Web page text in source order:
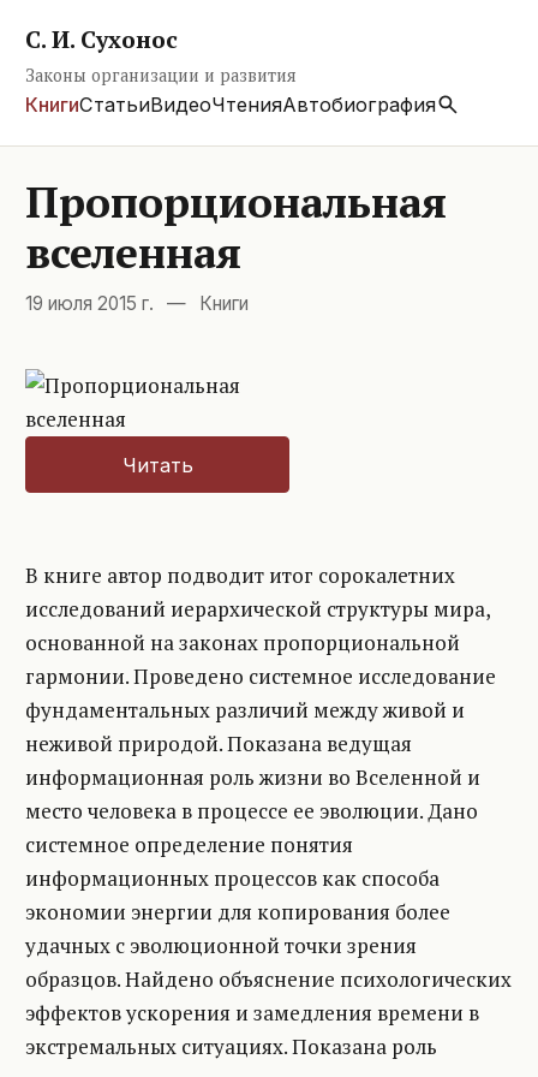
С. И. Сухонос
Законы организации и развития
КнигиСтатьиВидеоЧтенияАвтобиография
Пропорциональная
вселенная
19 июля 2015 г. — Книги
Читать
В книге автор подводит итог сорокалетних
исследований иерархической структуры мира,
основанной на законах пропорциональной
гармонии. Проведено системное исследование
фундаментальных различий между живой и
неживой природой. Показана ведущая
информационная роль жизни во Вселенной и
место человека в процессе ее эволюции. Дано
системное определение понятия
информационных процессов как способа
экономии энергии для копирования более
удачных с эволюционной точки зрения
образцов. Найдено объяснение психологических
эффектов ускорения и замедления времени в
экстремальных ситуациях. Показана роль